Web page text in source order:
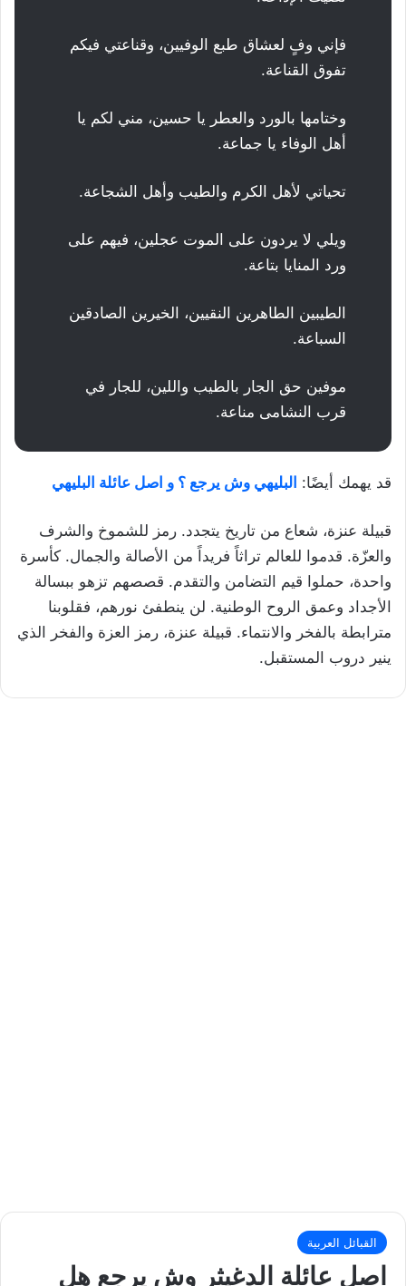
فإني وفٍ لعشاق طبع الوفيين، وقناعتي فيكم
تفوق القناعة.
وختامها بالورد والعطر يا حسين، مني لكم يا
أهل الوفاء يا جماعة.
تحياتي لأهل الكرم والطيب وأهل الشجاعة.
ويلي لا يردون على الموت عجلين، فيهم على
ورد المنايا بتاعة.
الطيبين الطاهرين النقيين، الخيرين الصادقين
السباعة.
موفين حق الجار بالطيب واللين، للجار في
قرب النشامى مناعة.
قد يهمك أيضًا: البليهي وش يرجع ؟ و اصل عائلة البليهي
قبيلة عنزة، شعاع من تاريخ يتجدد. رمز للشموخ والشرف
والعزّة. قدموا للعالم تراثاً فريداً من الأصالة والجمال. كأسرة
واحدة، حملوا قيم التضامن والتقدم. قصصهم تزهو ببسالة
الأجداد وعمق الروح الوطنية. لن ينطفئ نورهم، فقلوبنا
مترابطة بالفخر والانتماء. قبيلة عنزة، رمز العزة والفخر الذي
ينير دروب المستقبل.